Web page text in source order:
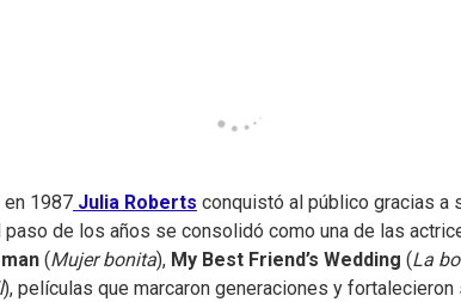
en 1987 Julia Roberts conquistó al público gracias a
de los años se consolidó como una de las
(Mujer bonita), My Best Friend’s Wedding (La
), películas que marcaron generaciones y fortalecieron